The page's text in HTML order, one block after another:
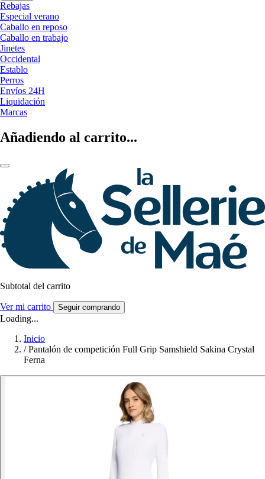
Rebajas
Especial verano
Caballo en reposo
Caballo en trabajo
Jinetes
Occidental
Establo
Perros
Envíos 24H
Liquidación
Marcas
Añadiendo al carrito...
Subtotal del carrito
Ver mi carrito Seguir comprando
Loading...
Inicio
/ Pantalón de competición Full Grip Samshield Sakina Crystal
Ferna